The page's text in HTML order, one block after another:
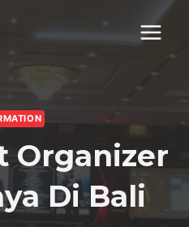
Organizer
Di Bali